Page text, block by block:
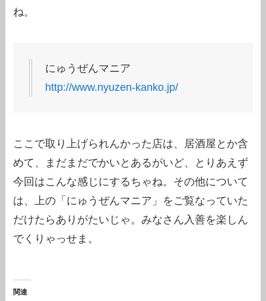
ね。
にゅうぜんマニア
http://www.nyuzen-kanko.jp/
ここで取り上げられんかった店は、居酒屋とか含
めて、まだまだでかいとあるがいど、とりあえず
今回はこんな感じにするちゃね。その他について
は、上の「にゅうぜんマニア」をご覧なっていた
だけたらありがたいじゃ。みなさん入善を楽しん
でくりゃっせま。
関連